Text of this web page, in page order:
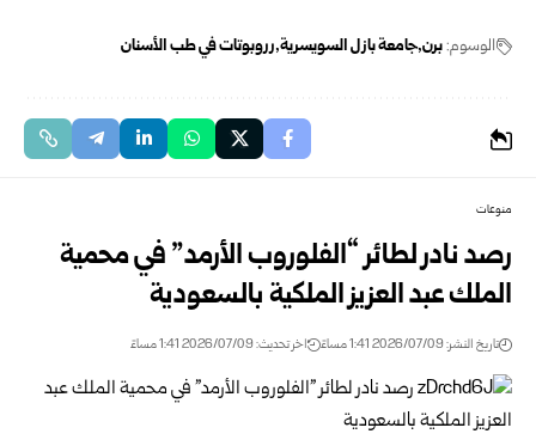
الوسوم:برن جامعة بازل السويسرية رروبوتات في طب الأسنان
منوعات
رصد نادر لطائر “الفلوروب الأرمد” في محمية
الملك عبد العزيز الملكية بالسعودية
تاريخ النشر: 2026/07/09 1:41 مساءً اخر تحديث: 2026/07/09 1:41 مساءً